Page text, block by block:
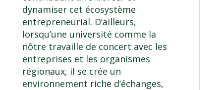
dynamiser cet écosystème
entrepreneurial. D’ailleurs,
lorsqu’une université comme la
nôtre travaille de concert avec les
entreprises et les organismes
régionaux, il se crée un
environnement riche d’échanges,